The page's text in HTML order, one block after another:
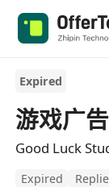
Expired
游戏广
Good Luck
Expired